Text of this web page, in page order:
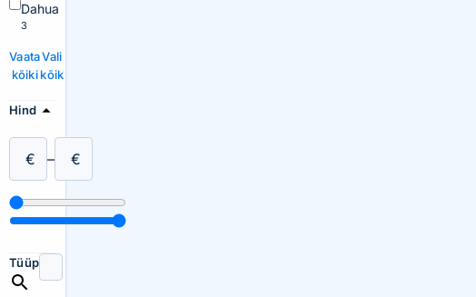
Dahua
3
Vaata
kõiki
Vali
kõik
Hind
€ – €
Tüüp